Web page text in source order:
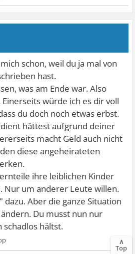
schon, weil du ja mal von
hast.
was am Ende war. Also
würde ich es dir voll
du doch noch etwas erbst.
hättest aufgrund deiner
macht Geld auch nicht
diese angeheirateten
ihre leiblichen Kinder
Nur um anderer Leute willen.
dazu. Aber die ganze Situation
Du musst nun nur
schadlos hältst.
∧
Top